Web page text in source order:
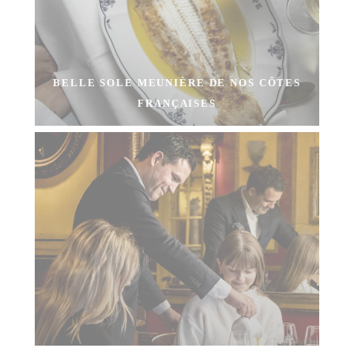
BELLE SOLE MEUNIÈRE DE NOS CÔTES
FRANÇAISES